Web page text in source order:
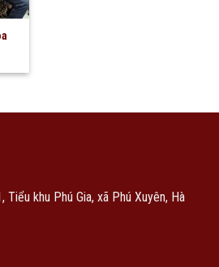
Tiểu khu Phú Gia, xã Phú Xuyên, Hà